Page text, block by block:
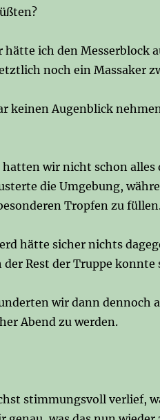
ich den Messerblock
noch ein Massaker
keinen Augenblick
hatten wir nicht schon
die Umgebung,
Tropfen zu
hätte sicher nichts
der Rest der Truppe
wir dann dennoch
Abend zu werden.
stimmungsvoll verlief,